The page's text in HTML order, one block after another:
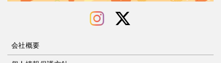
会社概要